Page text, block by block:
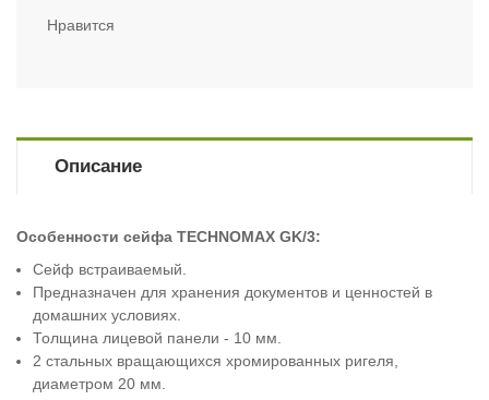
Нравится
Описание
Особенности сейфа TECHNOMAX GK/3:
Сейф встраиваемый.
Предназначен для хранения документов и ценностей в
домашних условиях.
Толщина лицевой панели - 10 мм.
2 стальных вращающихся хромированных ригеля,
диаметром 20 мм.